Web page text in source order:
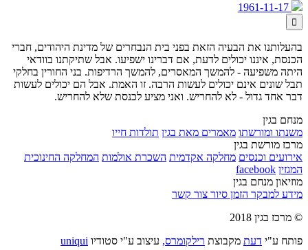

בהעלותנו את הבעיה הזאת בפני בית הנבחרים של מדינת היהודים, חברי
הכנסת, איננו יכולים לדעת, אם דברינו ישפיעו. אבל שתיקתנו בוודאי
היתה משפיעה - להמשך המאסרים, להמשך הרדיפות. בני החורין בחלקי
תבל שונים אינם יכולים לעשות הרבה. זו האמת. אבל הם יכולים לעשות
דבר אחד גדול - לא להחריש. ואני מציע לכנסת שלא להחריש.
מנחם בגין
משנתו ומורשתו מאמרים מאת בגין תולדות חייו
מרכז מורשת בגין
אירועים וכנסים מחלקה אקדמית השכרת אולמות המחלקה החינוכית
המגזין facebook
מוזיאון מנחם בגין
מידע למבקר הזמן סיור צור קשר
© מרכז בגין 2018
פותח ע"י דעת מקבוצת רילקומרס, עיצוב ע"י סטודיו uniqui